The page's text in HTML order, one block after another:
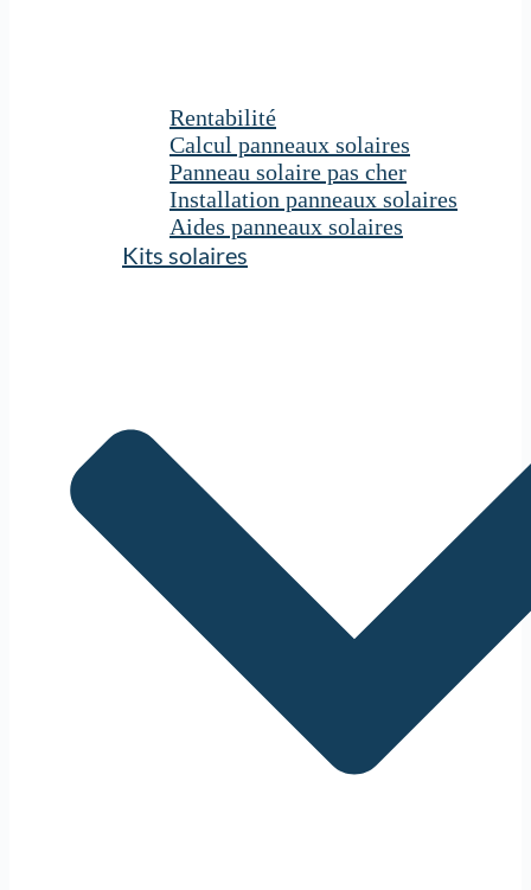
Rentabilité
Calcul panneaux solaires
Panneau solaire pas cher
Installation panneaux solaires
Aides panneaux solaires
Kits solaires